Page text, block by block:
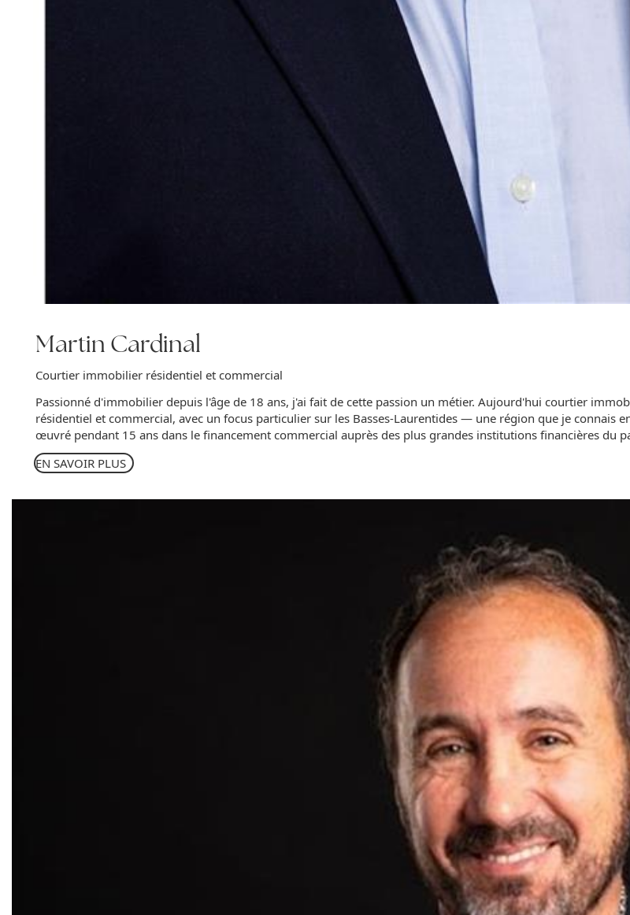
Martin Cardinal
Courtier immobilier résidentiel et commercial
Passionné d'immobilier depuis l'âge de 18 ans, j'ai fait de cette passion un métier. Aujourd'hui courtier
résidentiel et commercial, avec un focus particulier sur les Basses-Laurentides — une région que je connais
œuvré pendant 15 ans dans le financement commercial auprès des plus grandes institutions financières du
EN SAVOIR PLUS